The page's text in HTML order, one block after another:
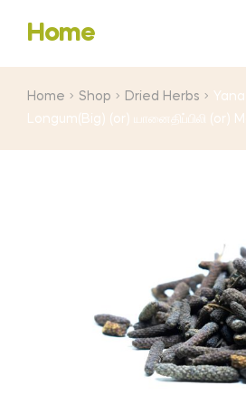
Home
Home Shop Dried Herbs
Longum(Big) (or) யானைதிப்பிலி (or)